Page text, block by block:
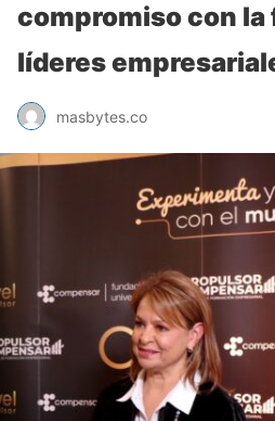
compromiso con la
líderes
masbytes.co